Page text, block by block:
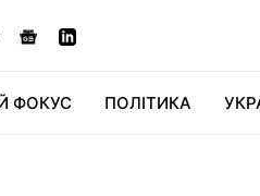
ФОКУС ПОЛІТИКА